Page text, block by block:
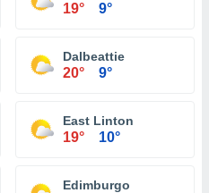
19° 9°
Dalbeattie
20° 9°
East Linton
19° 10°
Edimburgo